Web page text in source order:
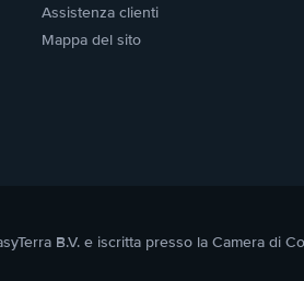
Assistenza clienti
Mappa del sito
B.V. e iscritta presso la Camera di